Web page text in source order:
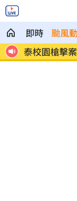
即時 颱風
轟
泰校園槍擊
光